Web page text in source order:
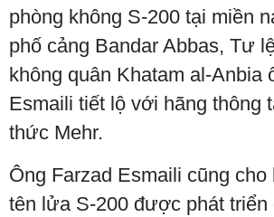
phòng không S-200 tại miền
phố cảng Bandar Abbas, Tư
không quân Khatam al-Anbia
Esmaili tiết lộ với hãng thông
thức Mehr.
Ông Farzad Esmaili cũng cho
tên lửa S-200 được phát triển